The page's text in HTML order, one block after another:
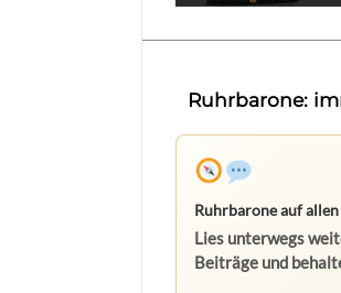
Ruhrbarone:
Ruhrbarone auf
Lies unterwegs
Beiträge und